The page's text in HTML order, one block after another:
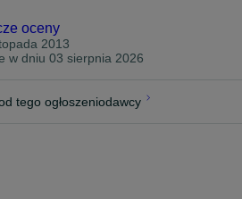
oceny
2013
w dniu 03 sierpnia 2026
tego ogłoszeniodawcy